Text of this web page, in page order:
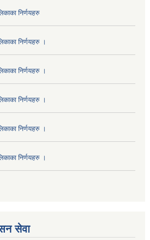
निर्णयहरु
निर्णयहरु ।
निर्णयहरु ।
निर्णयहरु ।
निर्णयहरु ।
निर्णयहरु ।
सेवा